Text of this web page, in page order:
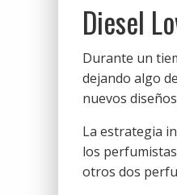
Diesel
Durante un
dejando algo
nuevos
La estrategia
los
otros dos